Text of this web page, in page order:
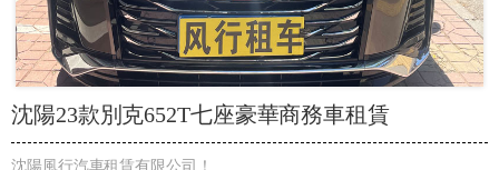
沈陽23款別克652T七座豪華商務車租賃
沈陽風行汽車租賃有限公司！